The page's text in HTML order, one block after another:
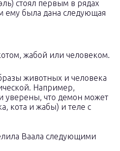
стоял первым в рядах
ему была дана следующая
жабой или человеком.
животных и человека
Например,
уверены, что демон может
кота и жабы) и теле с
Ваала следующими